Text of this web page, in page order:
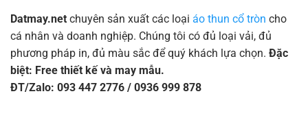
Datmay.net chuyên sản xuất các loại áo thun cổ tròn cho
cá nhân và doanh nghiệp. Chúng tôi có đủ loại vải, đủ
phương pháp in, đủ màu sắc để quý khách lựa chọn. Đặc
biệt: Free thiết kế và may mẫu.
ĐT/Zalo: 093 447 2776 / 0936 999 878